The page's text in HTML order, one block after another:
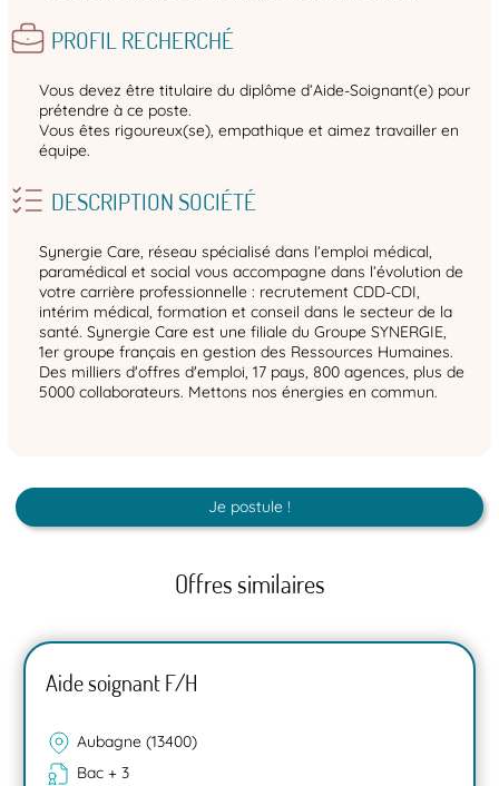
PROFIL RECHERCHÉ
Vous devez être titulaire du diplôme d’Aide-Soignant(e) pour
prétendre à ce poste.
Vous êtes rigoureux(se), empathique et aimez travailler en
équipe.
DESCRIPTION SOCIÉTÉ
Synergie Care, réseau spécialisé dans l’emploi médical,
paramédical et social vous accompagne dans l’évolution de
votre carrière professionnelle : recrutement CDD-CDI,
intérim médical, formation et conseil dans le secteur de la
santé. Synergie Care est une filiale du Groupe SYNERGIE,
1er groupe français en gestion des Ressources Humaines.
Des milliers d'offres d'emploi, 17 pays, 800 agences, plus de
5000 collaborateurs. Mettons nos énergies en commun.
Je postule !
Offres similaires
Aide soignant F/H
Aubagne (13400)
Bac + 3